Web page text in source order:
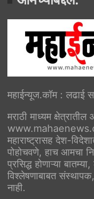
महाईन्यूज.कॉम : लढाई
मराठी माध्यम
महाराष्ट्रासह देश-
पोहोचवणे, हाच आमचा
प्रसिद्ध होणाऱ्या
विश्लेषणाबाबत
नाही.